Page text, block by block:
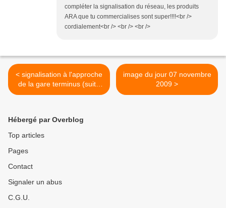
compléter la signalisation du réseau, les produits
ARA que tu commercialises sont super!!!!<br />
cordialement<br /> <br /> <br />
< signalisation à l'approche
de la gare terminus (suite
2)
image du jour 07 novembre
2009 >
Hébergé par Overblog
Top articles
Pages
Contact
Signaler un abus
C.G.U.